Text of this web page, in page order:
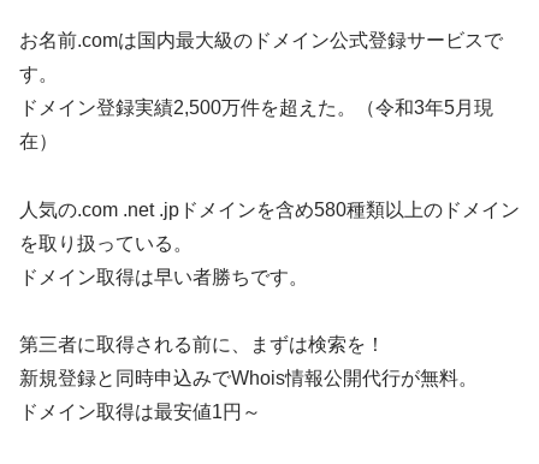
お名前.comは国内最大級のドメイン公式登録サービスで
す。
ドメイン登録実績2,500万件を超えた。（令和3年5月現
在）
人気の.com .net .jpドメインを含め580種類以上のドメイン
を取り扱っている。
ドメイン取得は早い者勝ちです。
第三者に取得される前に、まずは検索を！
新規登録と同時申込みでWhois情報公開代行が無料。
ドメイン取得は最安値1円～